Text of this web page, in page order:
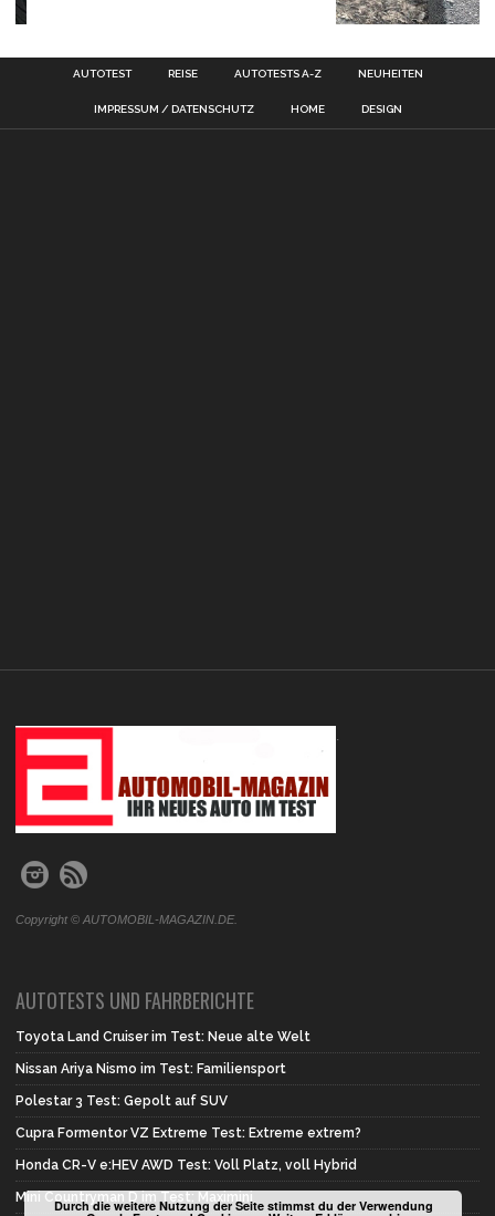
AUTOTEST REISE AUTOTESTS A-Z NEUHEITEN
IMPRESSUM / DATENSCHUTZ HOME DESIGN
.
Copyright © AUTOMOBIL-MAGAZIN.DE.
AUTOTESTS UND FAHRBERICHTE
Toyota Land Cruiser im Test: Neue alte Welt
Nissan Ariya Nismo im Test: Familiensport
Polestar 3 Test: Gepolt auf SUV
Cupra Formentor VZ Extreme Test: Extreme extrem?
Honda CR-V e:HEV AWD Test: Voll Platz, voll Hybrid
Mini Countryman D im Test: Maximini
Durch die weitere Nutzung der Seite stimmst du der Verwendung